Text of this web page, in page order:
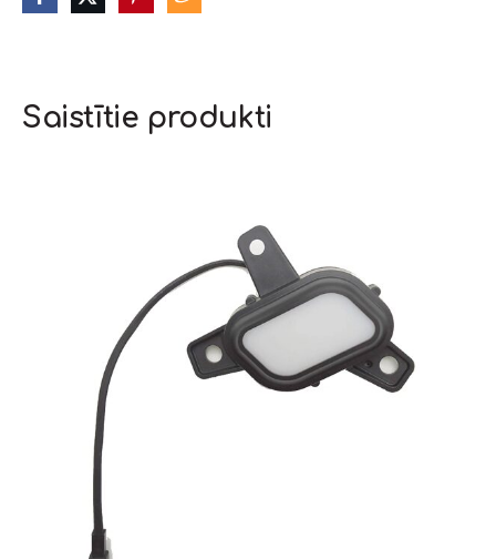
Saistītie produkti